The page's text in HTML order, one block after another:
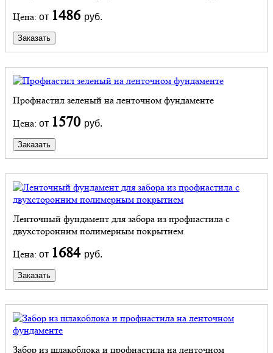
Цена: от 1486 руб.
Заказать
Профнастил зеленый на ленточном фундаменте
Цена: от 1570 руб.
Заказать
Ленточный фундамент для забора из профнастила с
двухсторонним полимерным покрытием
Цена: от 1684 руб.
Заказать
Забор из шлакоблока и профнастила на ленточном